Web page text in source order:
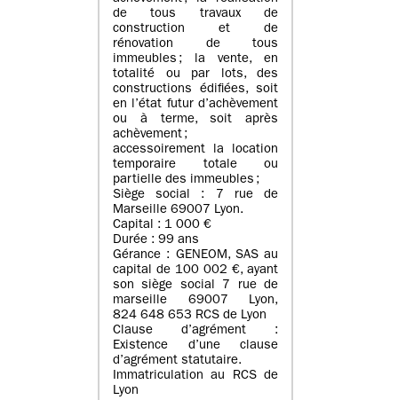
de tous travaux de
construction et de
rénovation de tous
immeubles ; la vente, en
totalité ou par lots, des
constructions édifiées, soit
en l’état futur d’achèvement
ou à terme, soit après
achèvement ;
accessoirement la location
temporaire totale ou
partielle des immeubles ;
Siège social : 7 rue de
Marseille 69007 Lyon.
Capital : 1 000 €
Durée : 99 ans
Gérance : GENEOM, SAS au
capital de 100 002 €, ayant
son siège social 7 rue de
marseille 69007 Lyon,
824 648 653 RCS de Lyon
Clause d’agrément :
Existence d’une clause
d’agrément statutaire.
Immatriculation au RCS de
Lyon